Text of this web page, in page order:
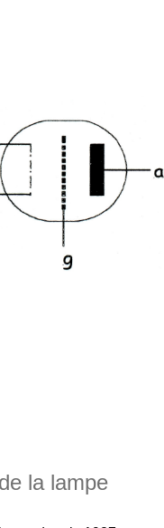
la lampe